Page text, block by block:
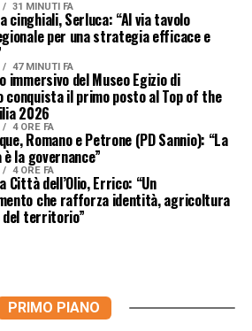
31 MINUTI FA
cinghiali, Serluca: “Al via tavolo
per una strategia efficace e
47 MINUTI FA
immersivo del Museo Egizio di
conquista il primo posto al Top of the
2026
4 ORE FA
Romano e Petrone (PD Sannio): “La
la governance”
4 ORE FA
Città dell’Olio, Errico: “Un
che rafforza identità, agricoltura
del territorio”
PRIMO PIANO